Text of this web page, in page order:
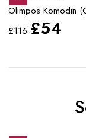
Olimpos Komodin
£116 £54
Sale